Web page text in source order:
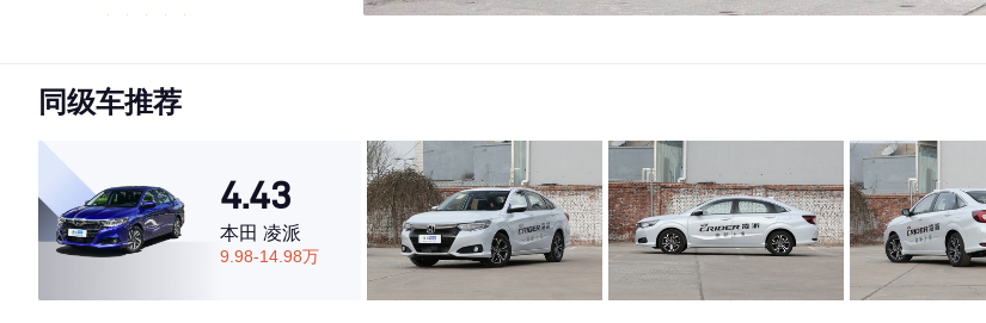
·内饰表现较为优秀，优于55%同级车
·空间表现较为优秀，优于77%同级车
同级车推荐
4.43
本田 凌派
9.98-14.98万